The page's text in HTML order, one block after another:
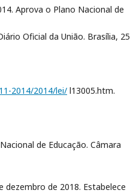
Aprova o Plano Nacional de
Oficial da União. Brasília, 25
2014/2014/lei/ l13005.htm.
de Educação. Câmara
dezembro de 2018. Estabelece